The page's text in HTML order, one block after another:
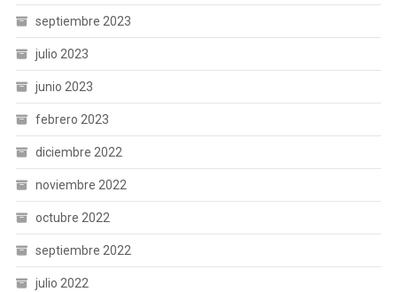
septiembre 2023
julio 2023
junio 2023
febrero 2023
diciembre 2022
noviembre 2022
octubre 2022
septiembre 2022
julio 2022